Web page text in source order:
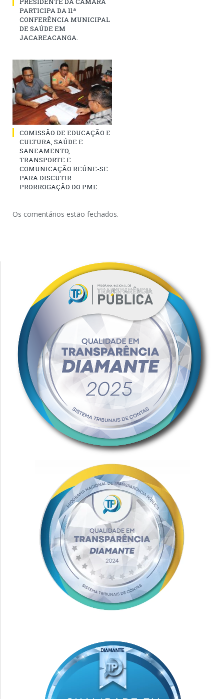
PARTICIPA DA 11ª
CONFERÊNCIA MUNICIPAL
DE SAÚDE EM
JACAREACANGA.
COMISSÃO DE EDUCAÇÃO E
CULTURA, SAÚDE E
SANEAMENTO,
TRANSPORTE E
COMUNICAÇÃO REÚNE-SE
PARA DISCUTIR
PRORROGAÇÃO DO PME.
Os comentários estão fechados.